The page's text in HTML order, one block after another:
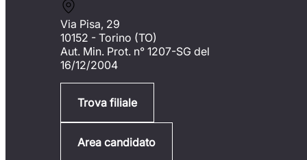
Via Pisa, 29
10152 - Torino (TO)
Aut. Min. Prot. n° 1207-SG del
16/12/2004
Trova filiale
Area candidato